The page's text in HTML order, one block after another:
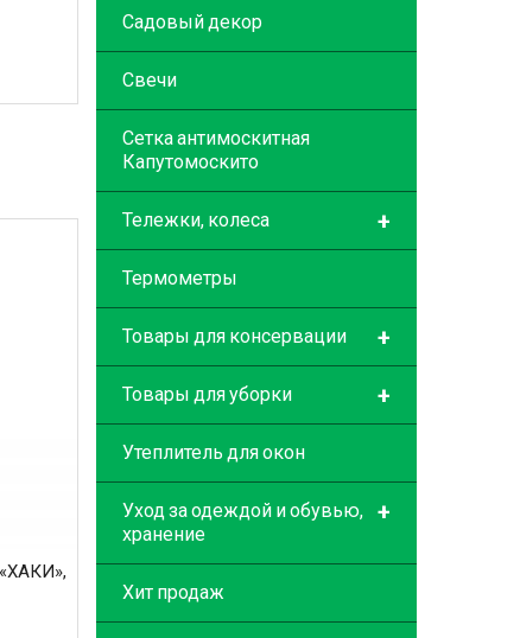
Садовый декор
Свечи
Сетка антимоскитная
Капутомоскито
+
Тележки, колеса
Термометры
+
Товары для консервации
+
Товары для уборки
Утеплитель для окон
+
Уход за одеждой и обувью,
хранение
Хит продаж